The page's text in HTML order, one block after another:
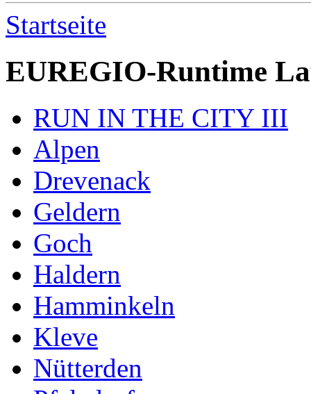
Startseite
EUREGIO-Runtime
RUN IN THE CITY III
Alpen
Drevenack
Geldern
Goch
Haldern
Hamminkeln
Kleve
Nütterden